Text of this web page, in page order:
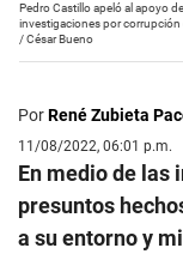
Pedro Castillo apeló al apoyo
investigaciones por corrupción
/César Bueno
PorRené Zubieta
11/08/2022, 06:01 p.m.
En medio de las
presuntos
a su entorno y